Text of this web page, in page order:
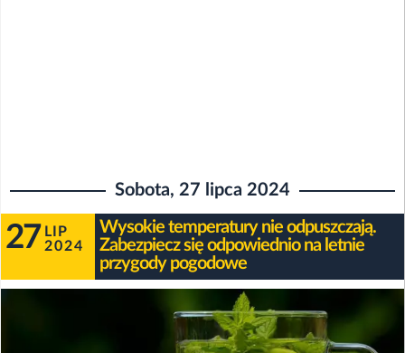
Sobota, 27 lipca 2024
27 LIP
2024
Wysokie temperatury nie odpuszczają.
Zabezpiecz się odpowiednio na letnie
przygody pogodowe